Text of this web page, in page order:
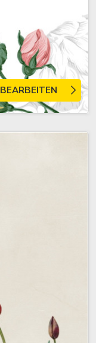
BEARBEITEN